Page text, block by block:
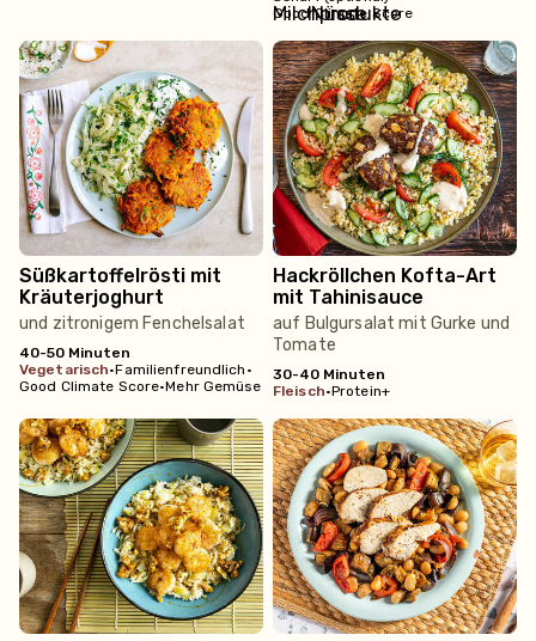
Good Climate Score
Süßkartoffelrösti mit
Kräuterjoghurt
und zitronigem Fenchelsalat
40-50 Minuten
vegetarisch•Familienfreundlich •
Good Climate Score•Mehr Gemüse
Hackröllchen Kofta-Art
mit Tahinisauce
auf Bulgursalat mit Gurke und
Tomate
30-40 Minuten
fleisch•Protein+